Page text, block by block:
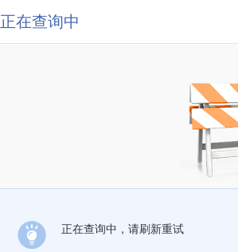
正在查询中
正在查询中，请刷新重试